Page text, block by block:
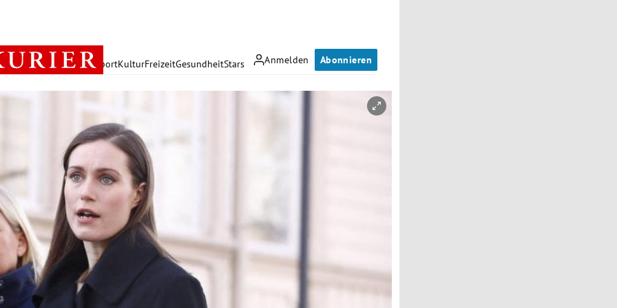
Anmelden Abonnieren
PolitikWirtschaft SportKulturFreizeitGesundheitStars